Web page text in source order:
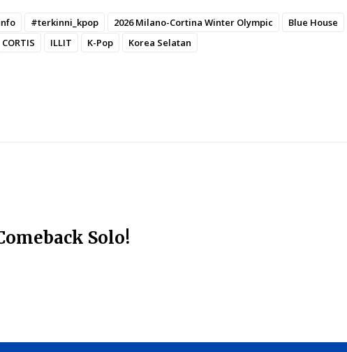
#terkinni_kpop 2026 Milano-Cortina Winter Olympic
Blue House
CORTIS
ILLIT K-Pop Korea Selatan
Solo!